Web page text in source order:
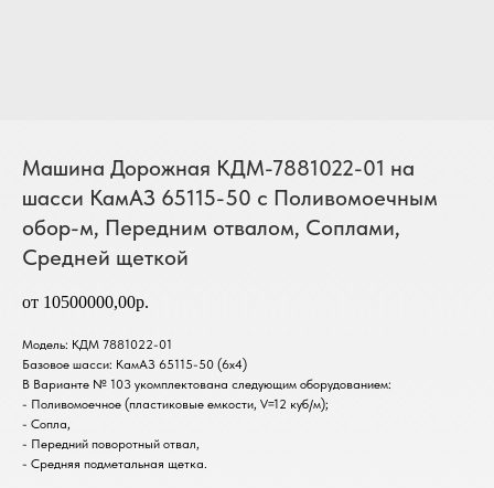
Машина Дорожная КДМ-7881022-01 на
шасси КамАЗ 65115-50 с Поливомоечным
обор-м, Передним отвалом, Соплами,
Средней щеткой
от 10500000,00р.
Модель: КДМ 7881022-01
Базовое шасси: КамАЗ 65115-50 (6х4)
В Варианте № 103 укомплектована следующим оборудованием:
- Поливомоечное (пластиковые емкости, V=12 куб/м);
- Сопла,
- Передний поворотный отвал,
- Средняя подметальная щетка.